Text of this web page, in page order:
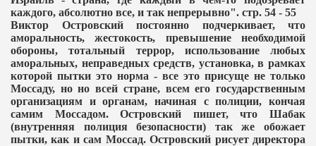
каждого, абсолютно все, и так непрерывно". стр. 54 - 55
Виктор Островский постоянно подчеркивает, что
аморальность, жестокость, превышение необходимой
обороны, тотальный террор, использование любых
аморальных, неправедных средств, установка, в рамках
которой пытки это норма - все это присуще не только
Моссаду, но но всей стране, всем его государственным
организациям и органам, начиная с полиции, кончая
самим Моссадом. Островский пишет, что Шабак
(внутренняя полиция безопасности) так же обожает
пытки, как и сам Моссад. Островский рисует директора